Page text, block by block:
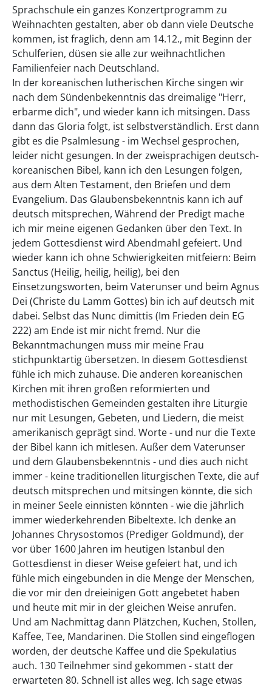
Sprachschule ein ganzes Konzertprogramm zu
Weihnachten gestalten, aber ob dann viele Deutsche
kommen, ist fraglich, denn am 14.12., mit Beginn der
Schulferien, düsen sie alle zur weihnachtlichen
Familienfeier nach Deutschland.
In der koreanischen lutherischen Kirche singen wir
nach dem Sündenbekenntnis das dreimalige "Herr,
erbarme dich", und wieder kann ich mitsingen. Dass
dann das Gloria folgt, ist selbstverständlich. Erst dann
gibt es die Psalmlesung - im Wechsel gesprochen,
leider nicht gesungen. In der zweisprachigen deutsch-
koreanischen Bibel, kann ich den Lesungen folgen,
aus dem Alten Testament, den Briefen und dem
Evangelium. Das Glaubensbekenntnis kann ich auf
deutsch mitsprechen, Während der Predigt mache
ich mir meine eigenen Gedanken über den Text. In
jedem Gottesdienst wird Abendmahl gefeiert. Und
wieder kann ich ohne Schwierigkeiten mitfeiern: Beim
Sanctus (Heilig, heilig, heilig), bei den
Einsetzungsworten, beim Vaterunser und beim Agnus
Dei (Christe du Lamm Gottes) bin ich auf deutsch mit
dabei. Selbst das Nunc dimittis (Im Frieden dein EG
222) am Ende ist mir nicht fremd. Nur die
Bekanntmachungen muss mir meine Frau
stichpunktartig übersetzen. In diesem Gottesdienst
fühle ich mich zuhause. Die anderen koreanischen
Kirchen mit ihren großen reformierten und
methodistischen Gemeinden gestalten ihre Liturgie
nur mit Lesungen, Gebeten, und Liedern, die meist
amerikanisch geprägt sind. Worte - und nur die Texte
der Bibel kann ich mitlesen. Außer dem Vaterunser
und dem Glaubensbekenntnis - und dies auch nicht
immer - keine traditionellen liturgischen Texte, die auf
deutsch mitsprechen und mitsingen könnte, die sich
in meiner Seele einnisten könnten - wie die jährlich
immer wiederkehrenden Bibeltexte. Ich denke an
Johannes Chrysostomos (Prediger Goldmund), der
vor über 1600 Jahren im heutigen Istanbul den
Gottesdienst in dieser Weise gefeiert hat, und ich
fühle mich eingebunden in die Menge der Menschen,
die vor mir den dreieinigen Gott angebetet haben
und heute mit mir in der gleichen Weise anrufen.
Und am Nachmittag dann Plätzchen, Kuchen, Stollen,
Kaffee, Tee, Mandarinen. Die Stollen sind eingeflogen
worden, der deutsche Kaffee und die Spekulatius
auch. 130 Teilnehmer sind gekommen - statt der
erwarteten 80. Schnell ist alles weg. Ich sage etwas